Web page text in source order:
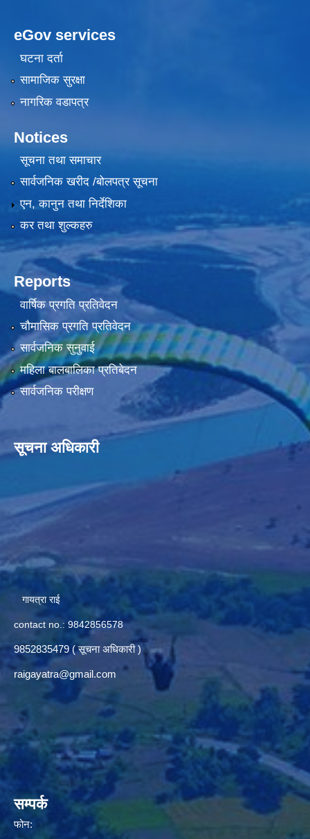
eGov services
घटना दर्ता
सामाजिक सुरक्षा
नागरिक वडापत्र
Notices
सूचना तथा समाचार
सार्वजनिक खरीद /बोलपत्र सूचना
एन, कानुन तथा निर्देशिका
कर तथा शुल्कहरु
Reports
वार्षिक प्रगति प्रतिवेदन
चौमासिक प्रगति प्रतिवेदन
सार्वजनिक सुनुवाई
महिला बालबालिका प्रतिबेदन
सार्वजनिक परीक्षण
सूचना अधिकारी
गायत्रा राई
contact no.: 9842856578
9852835479 ( सूचना अधिकारी )
raigayatra@gmail.com
सम्पर्क
फोन: